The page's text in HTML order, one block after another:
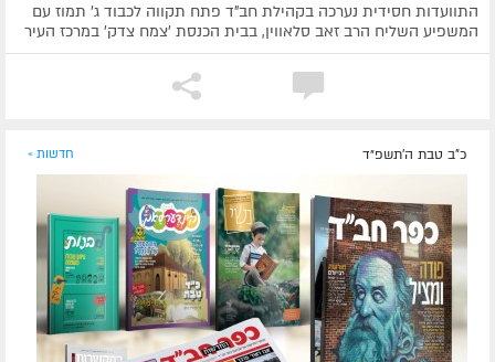
התוועדות חסידית נערכה בקהילת חב"ד פתח תקווה לכבוד ג' תמוז עם
המשפיע השליח הרב זאב סלאווין, בבית הכנסת 'צמח צדק' במרכז העיר
כ"ב טבת ה׳תשפ״ד חדשות »